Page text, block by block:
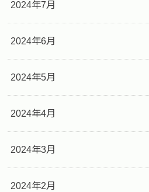
2024年7月
2024年6月
2024年5月
2024年4月
2024年3月
2024年2月